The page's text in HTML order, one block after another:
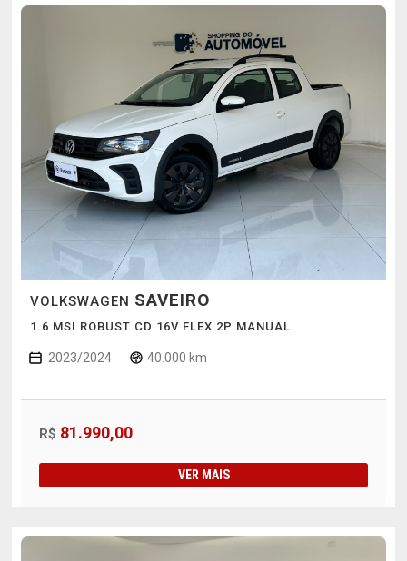
VOLKSWAGEN SAVEIRO
1.6 MSI ROBUST CD 16V FLEX 2P MANUAL
2023/2024 40.000 km
R$ 81.990,00
VER MAIS